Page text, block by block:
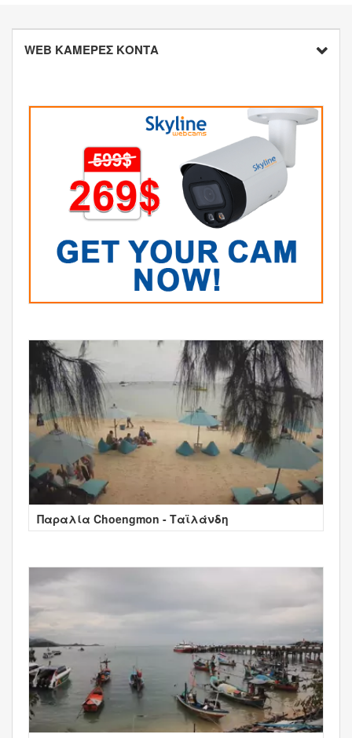
WEB ΚΑΜΕΡΕΣ ΚΟΝΤΑ
Παραλία Choengmon - Ταϊλάνδη